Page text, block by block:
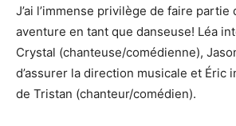
J’ai l’immense privilège de faire
aventure en tant que danseuse! Léa
Crystal (chanteuse/comédienne),
d’assurer la direction musicale et Éric
de Tristan (chanteur/comédien).